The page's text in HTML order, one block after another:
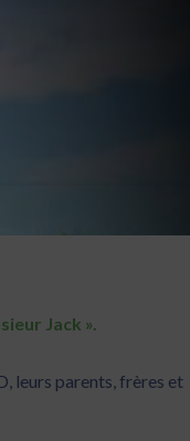
Jack ».
leurs parents, frères et